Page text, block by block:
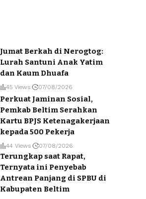
Jumat Berkah di Nerogtog:
Lurah Santuni Anak Yatim
dan Kaum Dhuafa
45 Views 07/08/2026
Perkuat Jaminan Sosial,
Pemkab Beltim Serahkan
Kartu BPJS Ketenagakerjaan
kepada 500 Pekerja
44 Views 07/08/2026
Terungkap saat Rapat,
Ternyata ini Penyebab
Antrean Panjang di SPBU di
Kabupaten Beltim